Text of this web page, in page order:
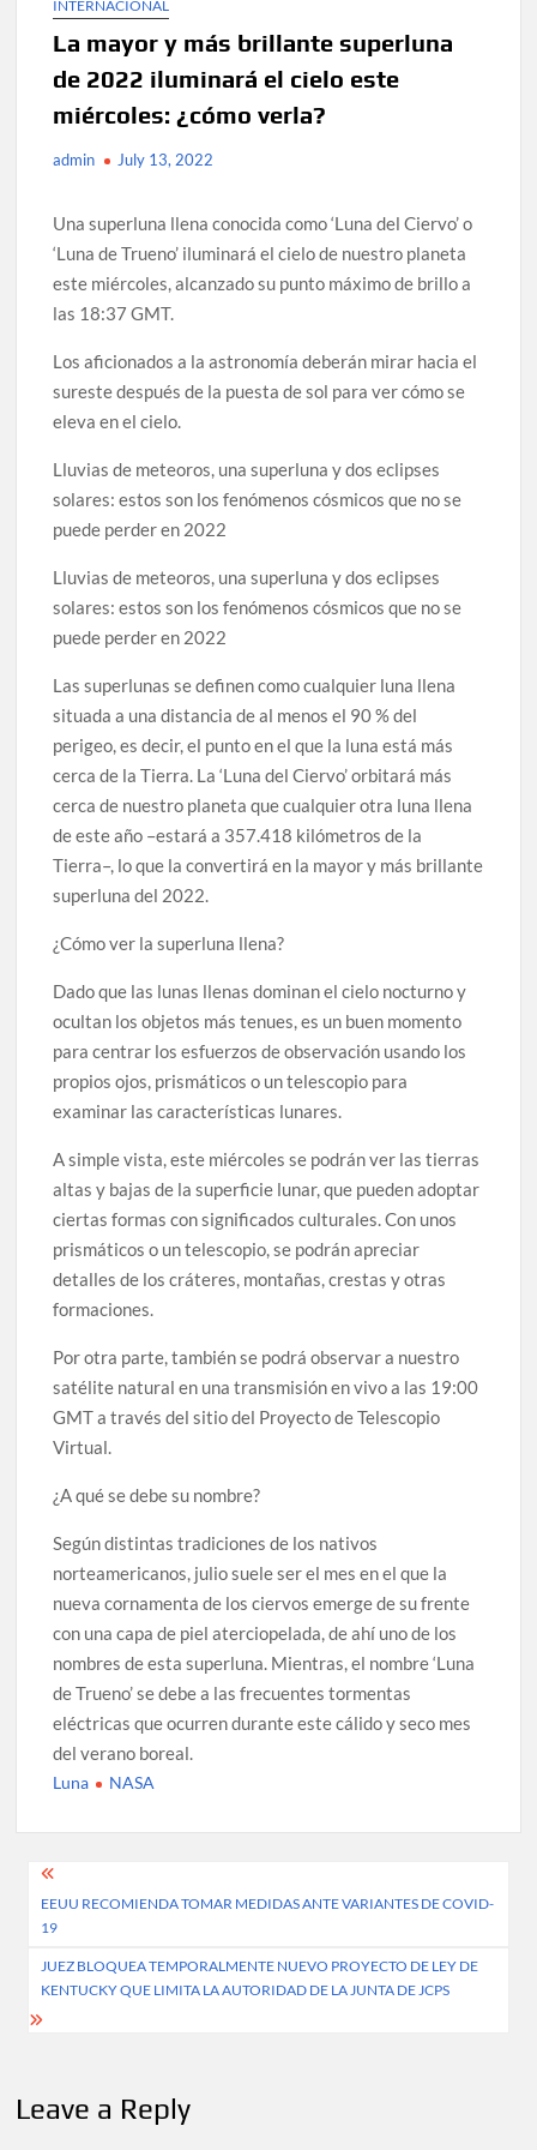
INTERNACIONAL
La mayor y más brillante superluna
de 2022 iluminará el cielo este
miércoles: ¿cómo verla?
admin July 13, 2022
Una superluna llena conocida como ‘Luna del Ciervo’ o
‘Luna de Trueno’ iluminará el cielo de nuestro planeta
este miércoles, alcanzado su punto máximo de brillo a
las 18:37 GMT.
Los aficionados a la astronomía deberán mirar hacia el
sureste después de la puesta de sol para ver cómo se
eleva en el cielo.
Lluvias de meteoros, una superluna y dos eclipses
solares: estos son los fenómenos cósmicos que no se
puede perder en 2022
Lluvias de meteoros, una superluna y dos eclipses
solares: estos son los fenómenos cósmicos que no se
puede perder en 2022
Las superlunas se definen como cualquier luna llena
situada a una distancia de al menos el 90 % del
perigeo, es decir, el punto en el que la luna está más
cerca de la Tierra. La ‘Luna del Ciervo’ orbitará más
cerca de nuestro planeta que cualquier otra luna llena
de este año –estará a 357.418 kilómetros de la
Tierra–, lo que la convertirá en la mayor y más brillante
superluna del 2022.
¿Cómo ver la superluna llena?
Dado que las lunas llenas dominan el cielo nocturno y
ocultan los objetos más tenues, es un buen momento
para centrar los esfuerzos de observación usando los
propios ojos, prismáticos o un telescopio para
examinar las características lunares.
A simple vista, este miércoles se podrán ver las tierras
altas y bajas de la superficie lunar, que pueden adoptar
ciertas formas con significados culturales. Con unos
prismáticos o un telescopio, se podrán apreciar
detalles de los cráteres, montañas, crestas y otras
formaciones.
Por otra parte, también se podrá observar a nuestro
satélite natural en una transmisión en vivo a las 19:00
GMT a través del sitio del Proyecto de Telescopio
Virtual.
¿A qué se debe su nombre?
Según distintas tradiciones de los nativos
norteamericanos, julio suele ser el mes en el que la
nueva cornamenta de los ciervos emerge de su frente
con una capa de piel aterciopelada, de ahí uno de los
nombres de esta superluna. Mientras, el nombre ‘Luna
de Trueno’ se debe a las frecuentes tormentas
eléctricas que ocurren durante este cálido y seco mes
del verano boreal.
Luna NASA
Post
navigation
EEUU RECOMIENDA TOMAR MEDIDAS ANTE VARIANTES DE COVID-
19
JUEZ BLOQUEA TEMPORALMENTE NUEVO PROYECTO DE LEY DE
KENTUCKY QUE LIMITA LA AUTORIDAD DE LA JUNTA DE JCPS
Leave a Reply